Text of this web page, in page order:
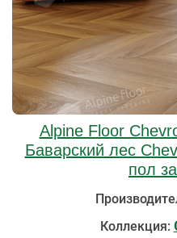
Alpine Floor
Баварский лес
пол
Коллекция: